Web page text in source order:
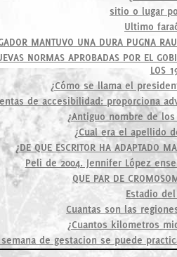
sitio o lugar
Ultimo
MANTUVO UNA DURA PUGNA
NORMAS APROBADAS POR EL
LOS
¿Cómo se llama el
de accesibilidad: proporciona
¿Antiguo nombre de
¿Cual era el apellido
¿DE QUE ESCRITOR HA ADAPTADO
Peli de 2004. Jennifer López
QUE PAR DE
Estadio
Cuantas son las
¿Cuantos kilometros
semana de gestacion se puede